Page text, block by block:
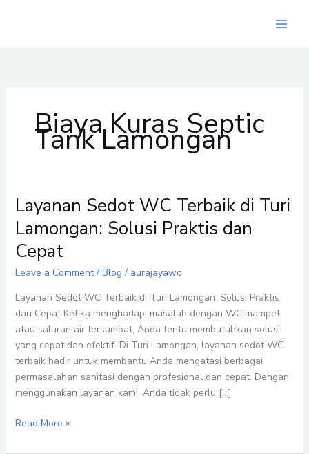
Biaya Kuras Septic
Tank Lamongan
Layanan Sedot WC Terbaik di Turi
Lamongan: Solusi Praktis dan
Cepat
Leave a Comment / Blog / aurajayawc
Layanan Sedot WC Terbaik di Turi Lamongan: Solusi Praktis
dan Cepat Ketika menghadapi masalah dengan WC mampet
atau saluran air tersumbat, Anda tentu membutuhkan solusi
yang cepat dan efektif. Di Turi Lamongan, layanan sedot WC
terbaik hadir untuk membantu Anda mengatasi berbagai
permasalahan sanitasi dengan profesional dan cepat. Dengan
menggunakan layanan kami, Anda tidak perlu […]
Layanan
Sedot
WC
Terbaik
Lamongan:
Solusi
Praktis
dan
Cepat
Read More »